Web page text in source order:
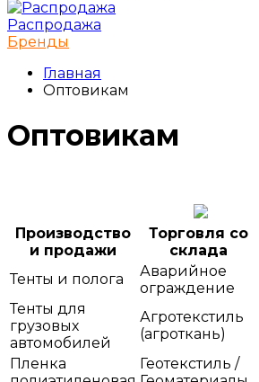
Распродажа
Бренды
Главная
Оптовикам
Оптовикам
Производство
и продажи
Торговля со
склада
Тенты и полога
Аварийное
ограждение
Тенты для
грузовых
автомобилей
Агротекстиль
(агроткань)
Пленка
Геотекстиль /